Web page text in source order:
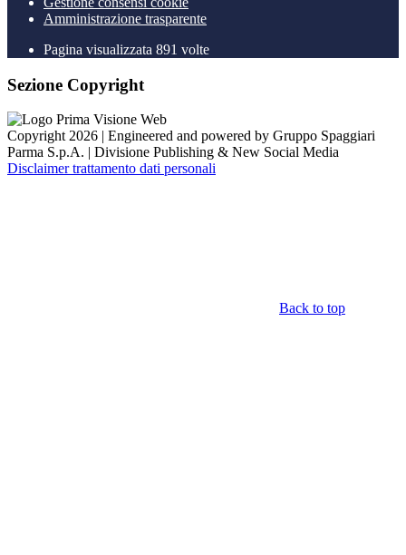
Amministrazione trasparente
Pagina visualizzata 891 volte
Sezione Copyright
Copyright 2026 | Engineered and powered by Gruppo Spaggiari
Parma S.p.A. | Divisione Publishing & New Social Media
Disclaimer trattamento dati personali
Back to top